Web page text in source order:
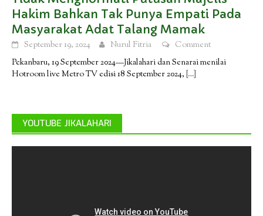
Hakim Bahkan Tak Punya Empati Pada
Masyarakat Adat Talang Mamak
September 19, 2024 Nurul Fitria
Comment
Pekanbaru, 19 September 2024—Jikalahari dan Senarai menilai
Hotroom live Metro TV edisi 18 September 2024, […]
YOUTUBE JIKALAHARI